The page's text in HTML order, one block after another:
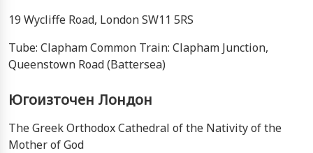
19 Wycliffe Road, London SW11 5RS
Tube: Clapham Common Train: Clapham Junction,
Queenstown Road (Battersea)
Югоизточен Лондон
The Greek Orthodox Cathedral of the Nativity of the
Mother of God